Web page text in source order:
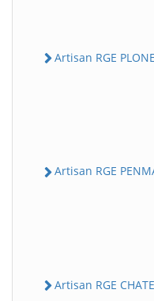
Artisan RGE
Artisan RGE
Artisan RGE